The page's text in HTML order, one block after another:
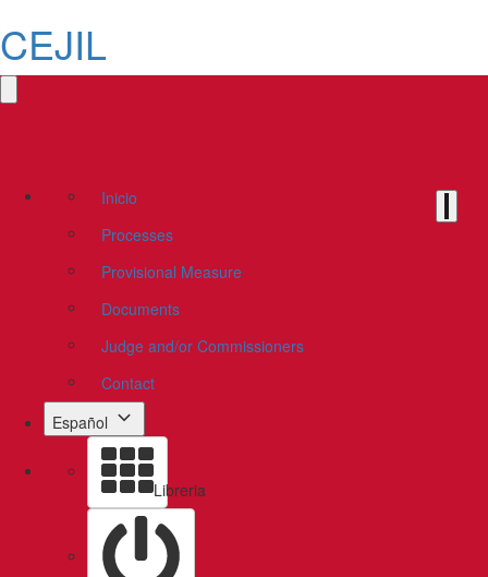
CEJIL
Inicio
Processes
Provisional Measure
Documents
Judge and/or Commissioners
Contact
Español
Libreria